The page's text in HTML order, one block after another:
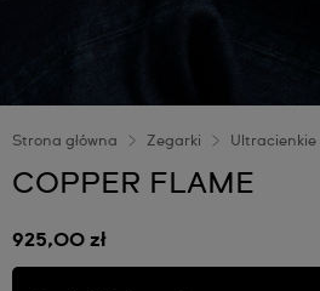
Strona główna Zegarki Ultracienkie
COPPER FLAME
925,00 zł